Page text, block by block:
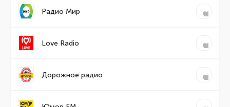
Радио Мир
Love Radio
Дорожное радио